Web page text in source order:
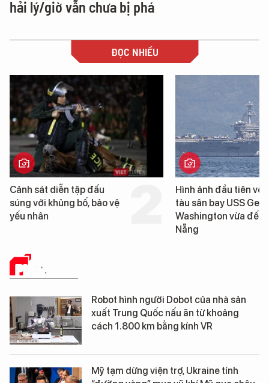
hải lý/giờ vẫn chưa bị phá
ĐỌC NHIỀU
Cảnh sát diễn tập đấu
súng với khủng bố, bảo vệ
yếu nhân
Hình ảnh đầu tiên về
tàu sân bay USS
Washington vừa đến
Nẵng
PHÂN TÍCH
Robot hình người Dobot của nhà sản
xuất Trung Quốc nấu ăn từ khoảng
cách 1.800 km bằng kính VR
Mỹ tạm dừng viện trợ, Ukraine tính